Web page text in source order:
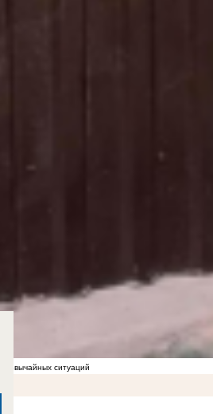
ситуаций